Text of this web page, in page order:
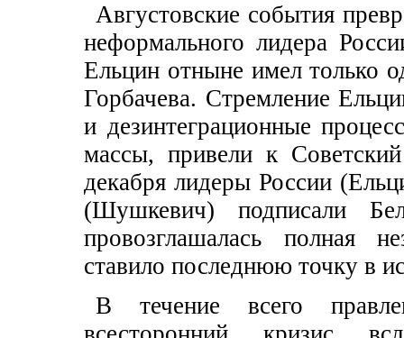
Августовские события
неформального лидера
Ельцин отныне имел только
Горбачева. Стремление
и дезинтеграционные
массы, привели к
декабря лидеры России
(Шушкевич) подписали
провозглашалась полная
ставило последнюю точку в
В течение всего